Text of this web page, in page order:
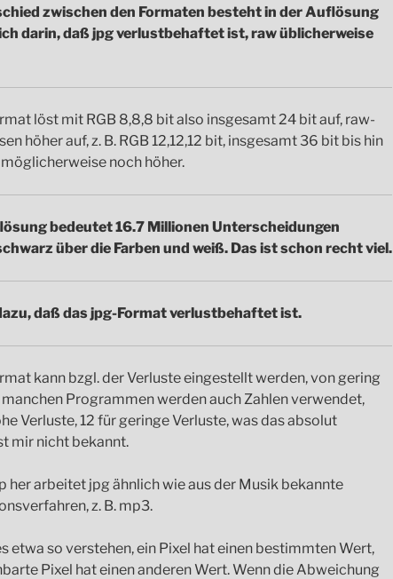
zwischen den Formaten besteht in der Auflösung
darin, daß jpg verlustbehaftet ist, raw üblicherweise
löst mit RGB 8,8,8 bit also insgesamt 24 bit auf, raw-
höher auf, z. B. RGB 12,12,12 bit, insgesamt 36 bit bis hin
möglicherweise noch höher.
bedeutet 16.7 Millionen Unterscheidungen
über die Farben und weiß. Das ist schon recht viel.
daß das jpg-Format verlustbehaftet ist.
kann bzgl. der Verluste eingestellt werden, von gering
manchen Programmen werden auch Zahlen verwendet,
Verluste, 12 für geringe Verluste, was das absolut
mir nicht bekannt.
her arbeitet jpg ähnlich wie aus der Musik bekannte
z. B. mp3.
etwa so verstehen, ein Pixel hat einen bestimmten Wert,
Pixel hat einen anderen Wert. Wenn die Abweichung